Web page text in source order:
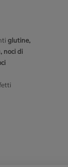
glutine,
noci di